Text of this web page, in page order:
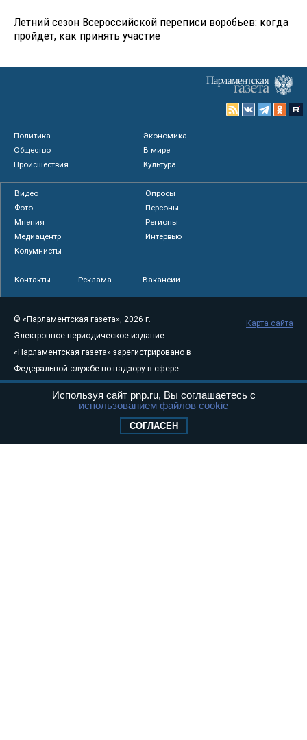
Летний сезон Всероссийской переписи воробьев: когда
пройдет, как принять участие
Политика
Экономика
Общество
В мире
Происшествия
Культура
Видео
Опросы
Фото
Персоны
Мнения
Регионы
Медиацентр
Интервью
Колумнисты
Контакты Реклама Вакансии
© «Парламентская газета», 2026 г.
Электронное периодическое издание
«Парламентская газета» зарегистрировано в
Федеральной службе по надзору в сфере
связи, информационных технологий и
массовых коммуникаций (Роскомнадзор) 05
Свидетельство о регистрации Эл № ФС77-
Карта сайта
Используя сайт pnp.ru, Вы соглашаетесь с
использованием файлов cookie
СОГЛАСЕН